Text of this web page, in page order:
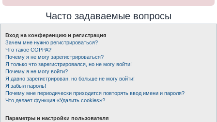
Часто задаваемые вопросы
Вход на конференцию и регистрация
Зачем мне нужно регистрироваться?
Что такое COPPA?
Почему я не могу зарегистрироваться?
Я только что зарегистрировался, но не могу войти!
Почему я не могу войти?
Я давно зарегистрирован, но больше не могу войти!
Я забыл пароль!
Почему мне периодически приходится повторять ввод имени и пароля?
Что делает функция «Удалить cookies»?
Параметры и настройки пользователя